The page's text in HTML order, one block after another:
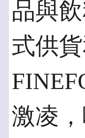
品與
式供
激凌